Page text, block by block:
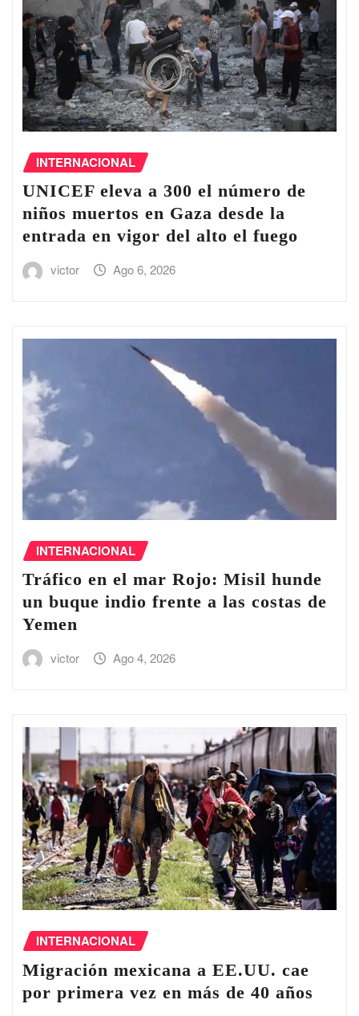
INTERNACIONAL
UNICEF eleva a 300 el número de
niños muertos en Gaza desde la
entrada en vigor del alto el fuego
victor Ago 6, 2026
INTERNACIONAL
Tráfico en el ‌mar Rojo: Misil hunde
un buque indio frente a las costas de
Yemen
victor Ago 4, 2026
INTERNACIONAL
Migración mexicana a EE.UU. cae
por primera vez en más de 40 años